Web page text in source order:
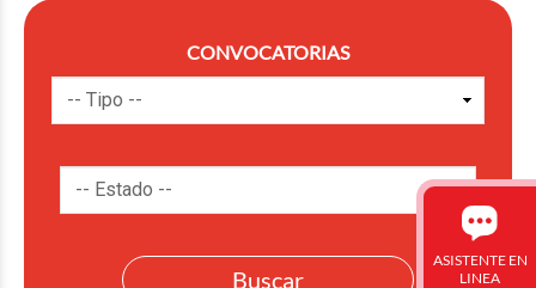
CONVOCATORIAS
ASISTENTE EN
LINEA